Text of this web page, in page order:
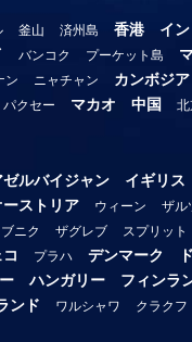
釜山 済州島 香港 イ
バンコク プーケット島
ン ニャチャン カンボジア
パクセー マカオ 中国
ゼルバイジャン イギリス
ーストリア ウィーン ザル
ニク ザグレブ スプリット
プラハ デンマーク
ハンガリー フィンラ
ンド ワルシャワ クラクフ